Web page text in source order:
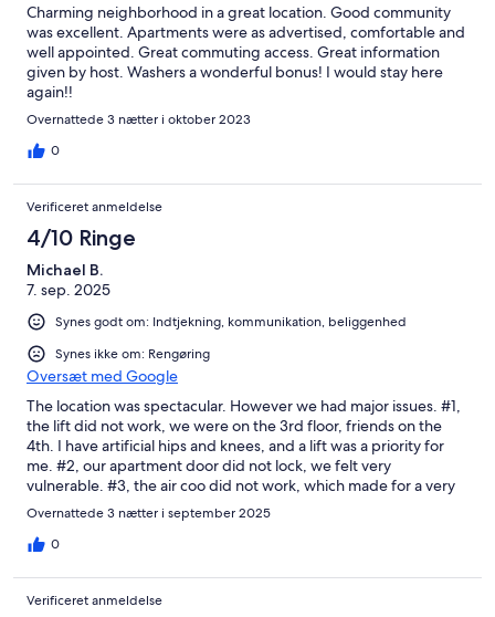
Charming neighborhood in a great location. Good community
was excellent. Apartments were as advertised, comfortable and
well appointed. Great commuting access. Great information
given by host. Washers a wonderful bonus! I would stay here
again!!
Overnattede 3 nætter i oktober 2023
0
Verificeret anmeldelse
4/10 Ringe
Michael B.
7. sep. 2025
Synes godt om: Indtjekning, kommunikation, beliggenhed
Synes ikke om: Rengøring
Oversæt med Google
The location was spectacular. However we had major issues. #1,
the lift did not work, we were on the 3rd floor, friends on the
4th. I have artificial hips and knees, and a lift was a priority for
me. #2, our apartment door did not lock, we felt very
vulnerable. #3, the air coo did not work, which made for a very
hot and sticky stay.
Overnattede 3 nætter i september 2025
0
Verificeret anmeldelse